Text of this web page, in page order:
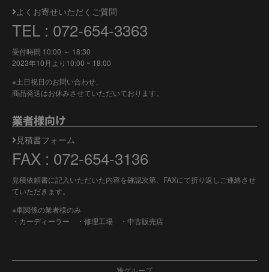
よくお寄せいただくご質問
TEL : 072-654-3363
受付時間 10:00 ～ 18:30
2023年10月より 10:00 ~ 18:00
※土日祝日のお問い合わせ、
商品発送はお休みさせていただいております。
業者様向け
見積書フォーム
FAX : 072-654-3136
見積依頼書に記入いただいた内容を確認次第、FAXにて折り返しご連絡させ
ていただきます。
※車関係の業者様のみ
・カーディーラー ・修理工場 ・中古販売店
雅グループ